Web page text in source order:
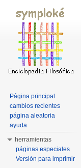
Página principal
cambios recientes
página aleatoria
ayuda
herramientas
páginas especiales
Versión para imprimir